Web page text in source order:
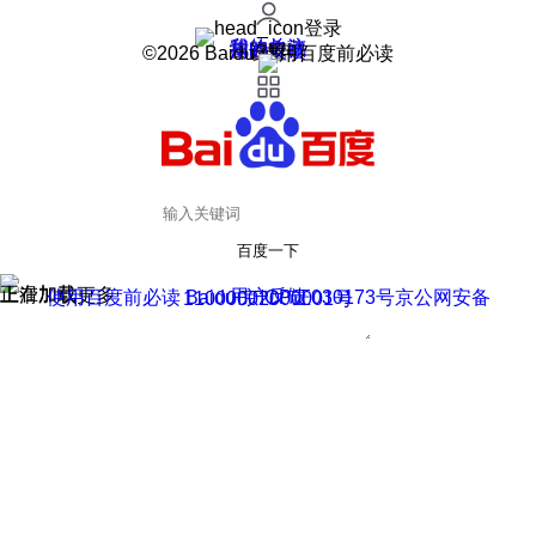
登录
我的关注
我的收藏
皮肤中心
用户反馈
设置
©2026 Baidu 使用百度前必读
百度一下
正在加载
上滑加载更多 用户反馈
使用百度前必读 Baidu 京ICP证030173号
京公网安备11000002000001号